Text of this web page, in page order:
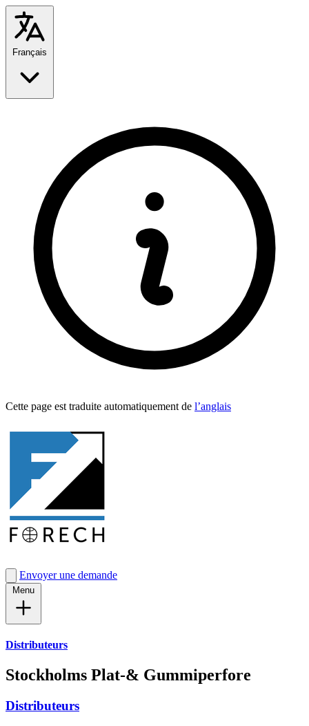
Cette page est traduite automa­tique­ment de l’anglais
Envoyer une demande
Distributeurs
Stockholms Plat-& Gummiperfore
Distributeurs